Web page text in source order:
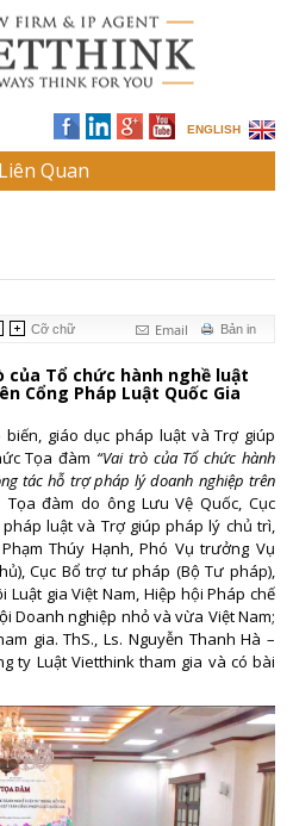
ENGLISH
Quan
Bản in
Email
Cỡ chữ
Tổ chức hành nghề luật
Cổng Pháp Luật Quốc Gia
biến, giáo dục pháp luật và Trợ giúp
Tọa đàm “Vai trò của Tổ chức hành
tác hỗ trợ pháp lý doanh nghiệp trên
Tọa đàm do ông Lưu Vệ Quốc, Cục
luật và Trợ giúp pháp lý chủ trì,
Thúy Hạnh, Phó Vụ trưởng Vụ
Cục Bổ trợ tư pháp (Bộ Tư pháp),
Luật gia Việt Nam, Hiệp hội Pháp chế
Doanh nghiệp nhỏ và vừa Việt Nam;
gia. ThS., Ls. Nguyễn Thanh Hà –
ty Luật Vietthink tham gia và có bài